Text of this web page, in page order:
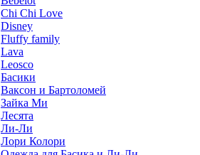
Chi Chi Love
Disney
Fluffy family
Lava
Leosco
Басики
Ваксон и Бартоломей
Зайка Ми
Лесята
Ли-Ли
Лори Колори